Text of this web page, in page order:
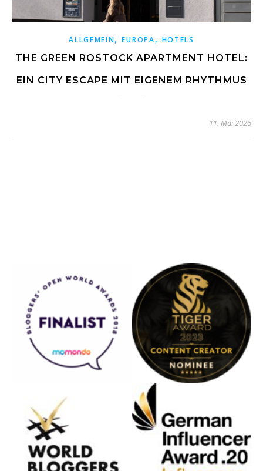
ALLGEMEIN,EUROPA, HOTELS
THE GREEN ROSTOCK APARTMENT HOTEL:
EIN CITY ESCAPE MIT EIGENEM RHYTHMUS
11. Mai 2026